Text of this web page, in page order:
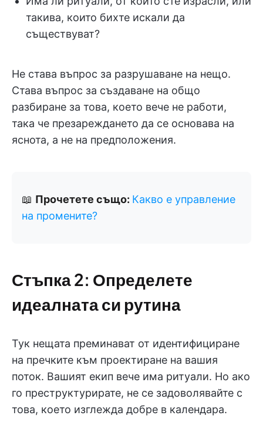
такива, които бихте искали да
съществуват?
Не става въпрос за разрушаване на нещо.
Става въпрос за създаване на общо
разбиране за това, което вече не работи,
така че презареждането да се основава на
яснота, а не на предположения.
📖 Прочетете също: Какво е управление
на промените?
Стъпка 2: Определете
идеалната си рутина
Тук нещата преминават от идентифициране
на пречките към проектиране на вашия
поток. Вашият екип вече има ритуали. Но ако
го преструктурирате, не се задоволявайте с
това, което изглежда добре в календара.